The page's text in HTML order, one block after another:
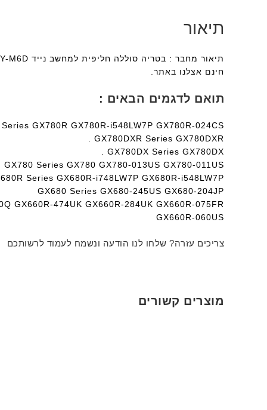
תיאור
חינם אצלנו באתר.
תואם לדגמים הבאים :
GX780R GX780R-i548LW7P GX780R-024CS .
GX780DXR Series GX780DXR .
GX780DX Series GX780DX .
GX780 Series GX780 GX780-013US GX780-011US
Series GX680R-i748LW7P GX680R-i548LW7P
GX680 Series GX680-245US GX680-204JP
GX660R-474UK GX660R-284UK GX660R-075FR
GX660R-060US
צריכים עזרה? שלחו לנו הודעה ונשמח לעמוד לרשותכם
מוצרים קשורים